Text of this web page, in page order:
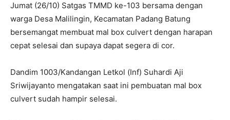
Jumat (26/10) Satgas TMMD ke-103 bersama dengan
warga Desa Malilingin, Kecamatan Padang Batung
bersemangat membuat mal box culvert dengan harapan
cepat selesai dan supaya dapat segera di cor.
Dandim 1003/Kandangan Letkol (Inf) Suhardi Aji
Sriwijayanto mengatakan saat ini pembuatan mal box
culvert sudah hampir selesai.